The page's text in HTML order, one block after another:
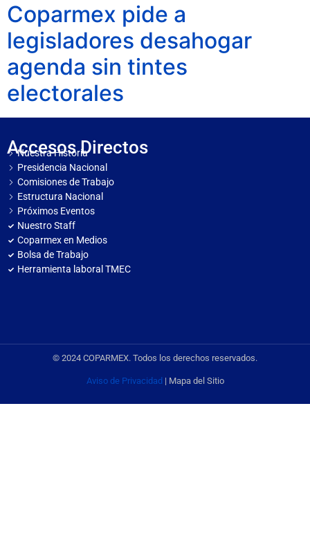
Coparmex pide a
legisladores desahogar
agenda sin tintes
electorales
Accesos Directos
Nuestra Historia
Presidencia Nacional
Comisiones de Trabajo
Estructura Nacional
Próximos Eventos
Nuestro Staff
Coparmex en Medios
Bolsa de Trabajo
Herramienta laboral TMEC
© 2024 COPARMEX. Todos los derechos reservados.
Aviso de Privacidad | Mapa del Sitio